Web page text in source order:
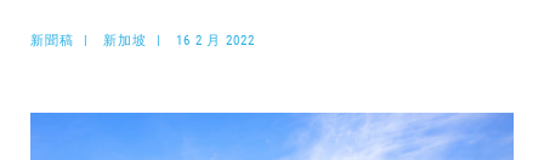
商業伙伴
最新消息
新聞稿 新加坡 16 2 月 2022